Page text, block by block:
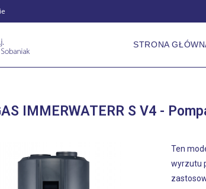
STRONA
IMMERWATERR S V4 -
Ten
wyrzutu